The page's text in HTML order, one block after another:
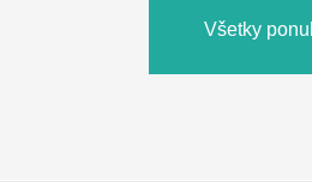
Farmaceutický (0)
Všetky